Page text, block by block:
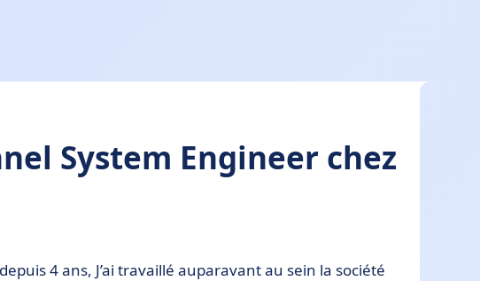
System Engineer chez
4 ans, J’ai travaillé auparavant au sein la société